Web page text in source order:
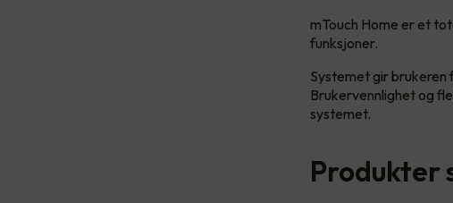
mTouch Home er et
funksjoner.
Systemet gir
Brukervennlighet og
systemet.
Produkter